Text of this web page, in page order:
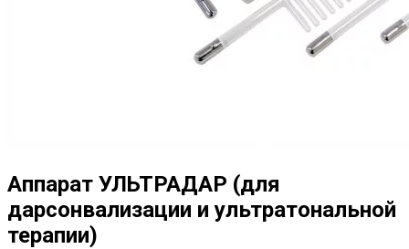
Аппарат УЛЬТРАДАР (для
дарсонвализации и ультратональной
терапии)